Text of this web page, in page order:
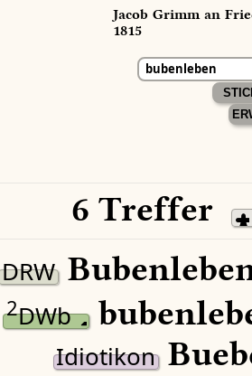
Jacob Grimm an
1815
6 Treffer
DRW
2DWb
Idiotikon